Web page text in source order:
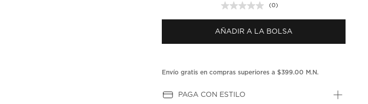
Sin
puntuación.
en
la
(0)
AÑADIR A LA BOLSA
Envío gratis en compras superiores a $399.00 M.N.
PAGA CON ESTILO